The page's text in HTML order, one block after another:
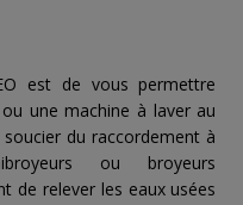
est de vous permettre
une machine à laver au
du raccordement à
ou broyeurs
de relever les eaux usées